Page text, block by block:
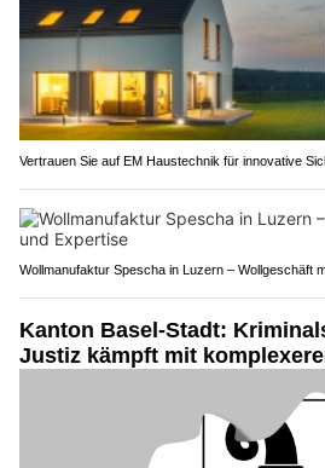
Vertrauen Sie auf EM Haustechnik für innovative
Wollmanufaktur Spescha in Luzern – Wollgeschäft
Kanton Basel-Stadt:
Justiz kämpft mit